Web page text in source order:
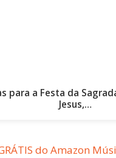
para a Festa da
Jesus,…
do Amazon